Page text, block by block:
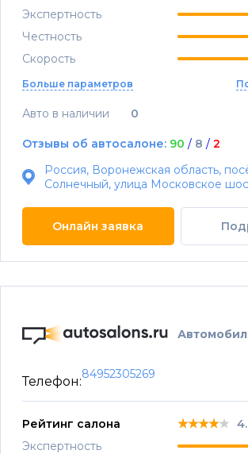
Экспертность
Честность
Скорость
Больше параметров
Авто в наличии 0
Отзывы об автосалоне: 90 / 8 / 2
Россия, Воронежская область,
Солнечный, улица Московское
Онлайн заявка
Телефон:
84952305269
Рейтинг салона ★★★★★
★★★★★
★★★★★
Экспертность